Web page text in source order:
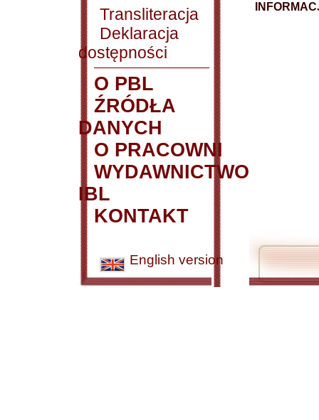
Transliteracja
Deklaracja
dostępności
O PBL
ŹRÓDŁA
DANYCH
O PRACOWNI
WYDAWNICTWO
IBL
KONTAKT
English version